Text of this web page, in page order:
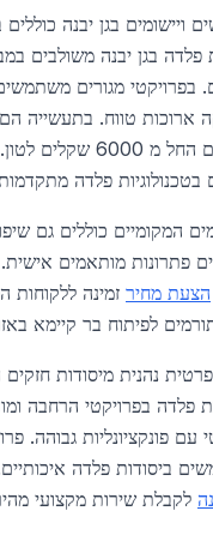
ויישומים בגן יבנה
פלדה בגן יבנה משולבים
בפרויקטי מגורים
ארוכות טווח. בתעשייה
מחירים החל מ
בטכנולוגיות פלדה
המקומיים כוללים גם
פתרונות מותאמים אישית.
הצעת מחיר זמינה ללקוחות
לפיתוח בר קיימא
פרטית נהנית מיסודות
פלדה בפרויקטי הרחבה
עם פונקציונליות גבוהה.
ביסודות פלדה
לקבלת שירות מקצועי